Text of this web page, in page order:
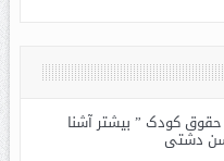
حقوق کودک ” بیشتر آشنا
دشتی